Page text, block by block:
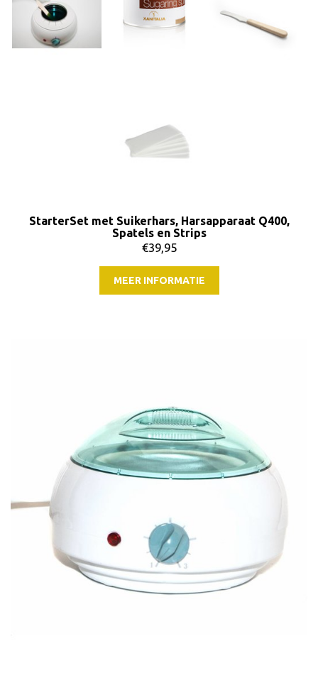
StarterSet met Suikerhars, Harsapparaat Q400,
Spatels en Strips
€39,95
MEER INFORMATIE